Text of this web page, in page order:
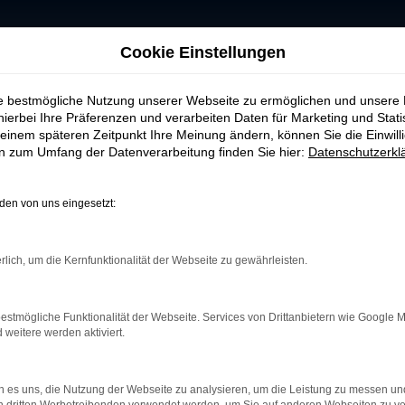
– besonders, wenn Sie Wert auf Qualität,
eine große Auswahl an Mini-Cooper
unterstützen wir Sie zuverlässig bei der Auswahl
Qualitätscheck, sodass Sie sicher sein können, ein
Ihnen flexible Finanzierungs- und
Seubert GmbH nicht nur einfach, sondern auch
Schritte – von der Fahrzeugzulassung bis zur
Gebrauchtwagen. Wir freuen uns auf Ihre
Cookie Einstellungen
bestmögliche Nutzung unserer Webseite zu ermöglichen und unsere
Ihre Präferenzen und verarbeiten Daten für Marketing und
späteren Zeitpunkt Ihre Meinung ändern, können Sie die
zum Umfang der Datenverarbeitung finden Sie hier:
von uns eingesetzt:
um die Kernfunktionalität der Webseite zu gewährleisten.
Funktionalität der Webseite. Services von Drittanbietern wie Google
weitere werden aktiviert.
es uns, die Nutzung der Webseite zu analysieren, um die Leistung zu messen